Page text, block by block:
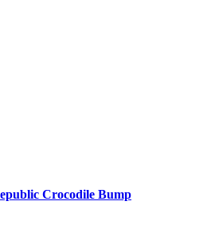
Crocodile Bump